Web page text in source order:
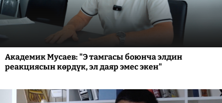
Академик Мусаев: "Э тамгасы боюнча элдин
реакциясын көрдүк, эл даяр эмес экен"